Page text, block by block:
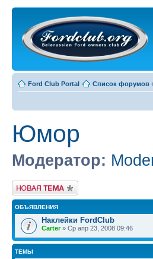
Ford Club Portal Список форумов ‹
Юмор
Модератор:
Новая тема
ОБЪЯВЛЕНИЯ
Наклейки FordClub
Carter» Ср апр 23, 2008 09:46
ТЕМЫ